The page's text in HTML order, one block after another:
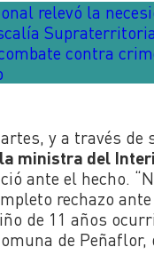
relevó la
contra
y a través de
la ministra del
ante el hecho.
rechazo
de 11 años
de Peñaflor,